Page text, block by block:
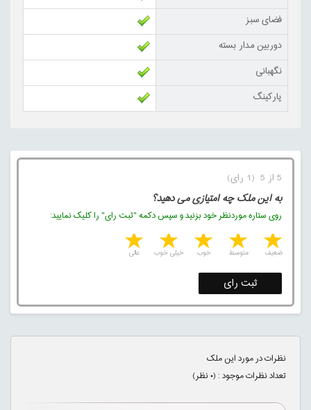
فضای سبز
دوربین مدار بسته
نگهبانی
پارکینگ
5 از 5 (1 رای)
به این ملک چه امتیازی می دهید؟
روی ستاره موردنظر خود بزنید و سپس دکمه "ثبت رای" را کلیک نمایید:
4 stars 3 stars 2 stars 1 star عالی خیلی خوب خوب متوسط ضعیف
ثبت رای
نظرات در مورد این ملک
تعداد نظرات موجود : (۰نظر)